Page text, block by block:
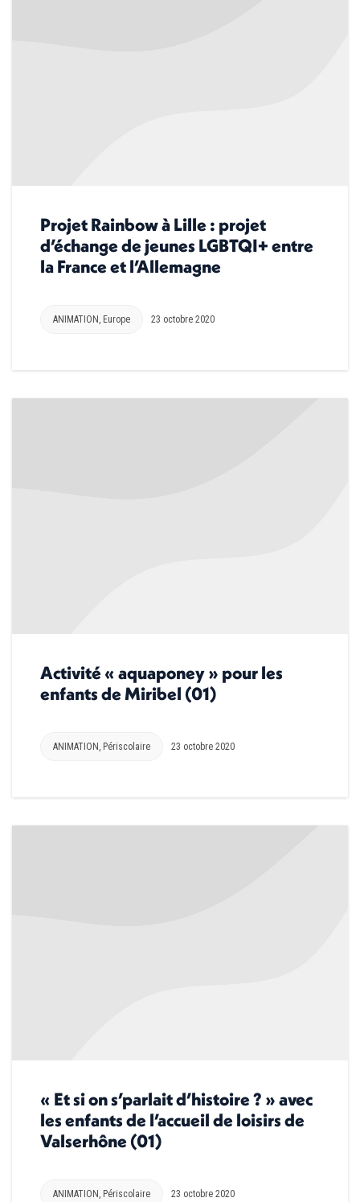
Projet Rainbow à Lille : projet
d’échange de jeunes LGBTQI+ entre
la France et l’Allemagne
ANIMATION , Europe 23 octobre 2020
Activité « aquaponey » pour les
enfants de Miribel (01)
ANIMATION Périscolaire 23 octobre 2020
« Et si on s’parlait d’histoire ? » avec
les enfants de l’accueil de loisirs de
Valserhône (01)
ANIMATION , Périscolaire 23 octobre 2020